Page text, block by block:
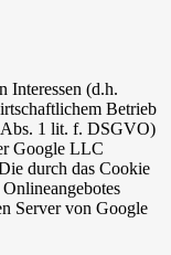
Interessen (d.h.
Betrieb
Abs. 1 lit. f. DSGVO)
Google LLC
durch das Cookie
Server von Google